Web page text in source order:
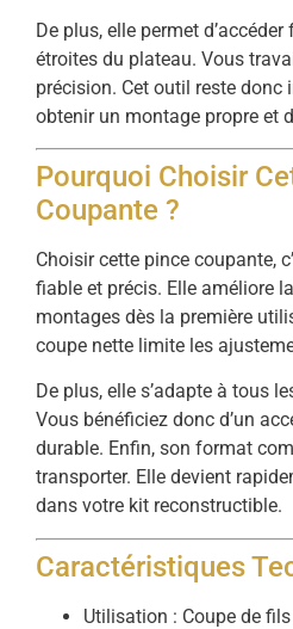
De plus, elle permet
étroites du plateau. Vous
précision. Cet outil reste donc
obtenir un montage propre et
Pourquoi Choisir
Coupante ?
Choisir cette pince coupante,
fiable et précis. Elle améliore
montages dès la première
coupe nette limite les
De plus, elle s’adapte à tous
Vous bénéficiez donc d’un
durable. Enfin, son format
transporter. Elle devient
dans votre kit reconstructible.
Caractéristiques
Utilisation : Coupe de